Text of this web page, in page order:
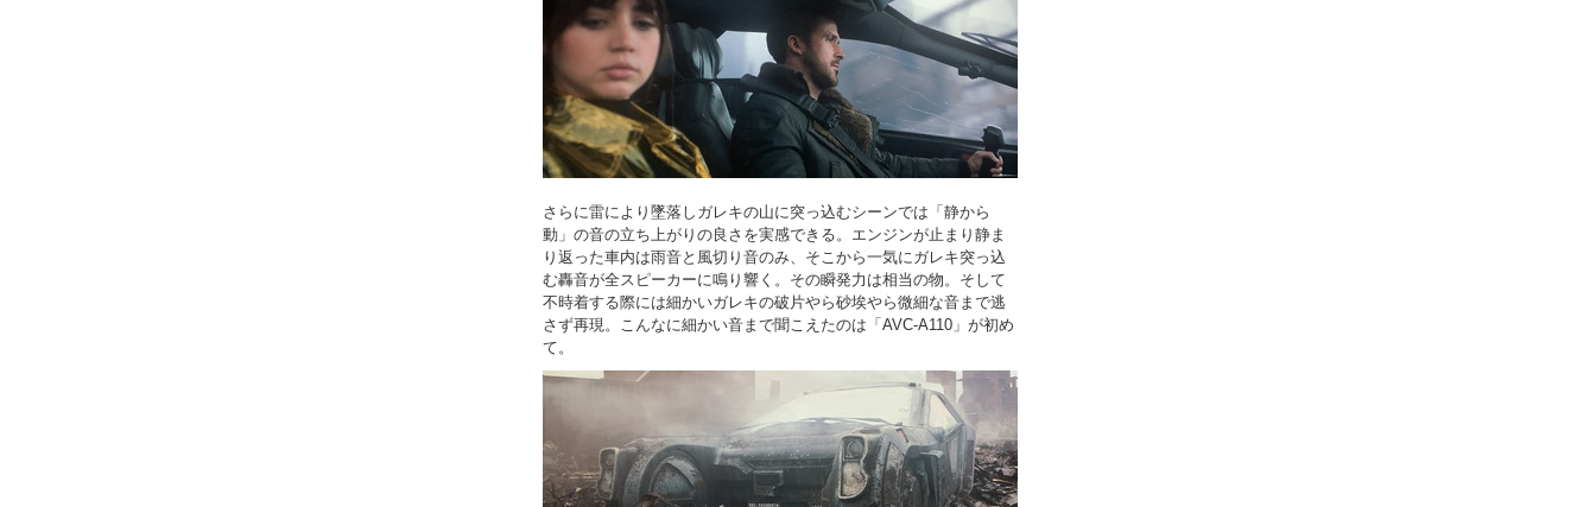
さらに雷により墜落しガレキの山に突っ込むシーンでは「静から
動」の音の立ち上がりの良さを実感できる。エンジンが止まり静ま
り返った車内は雨音と風切り音のみ、そこから一気にガレキ突っ込
む轟音が全スピーカーに鳴り響く。その瞬発力は相当の物。そして
不時着する際には細かいガレキの破片やら砂埃やら微細な音まで逃
さず再現。こんなに細かい音まで聞こえたのは「AVC-A110」が初め
て。